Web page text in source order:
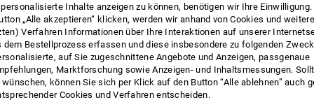
MIT OPTIMALEM
Inhalte anzeigen zu können, benötigen wir Ihre Einwilligung.
„Alle akzeptieren“ klicken, werden wir anhand von Cookies und
Verfahren Informationen über Ihre Interaktionen auf unserer
dem Bestellprozess erfassen und diese insbesondere zu folgenden
auf Sie zugeschnittene Angebote und Anzeigen, passgenaue
Marktforschung sowie Anzeigen- und Inhaltsmessungen.
können Sie sich per Klick auf den Button “Alle ablehnen” auch
Cookies und Verfahren entscheiden.